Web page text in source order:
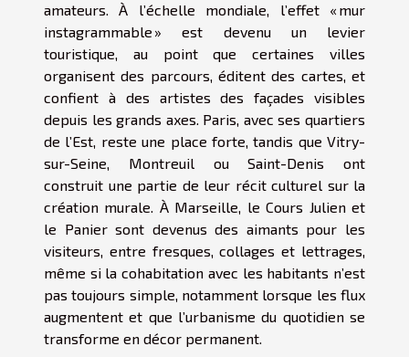
amateurs. À l’échelle mondiale, l’effet « mur
instagrammable » est devenu un levier
touristique, au point que certaines villes
organisent des parcours, éditent des cartes, et
confient à des artistes des façades visibles
depuis les grands axes. Paris, avec ses quartiers
de l’Est, reste une place forte, tandis que Vitry-
sur-Seine, Montreuil ou Saint-Denis ont
construit une partie de leur récit culturel sur la
création murale. À Marseille, le Cours Julien et
le Panier sont devenus des aimants pour les
visiteurs, entre fresques, collages et lettrages,
même si la cohabitation avec les habitants n’est
pas toujours simple, notamment lorsque les flux
augmentent et que l’urbanisme du quotidien se
transforme en décor permanent.